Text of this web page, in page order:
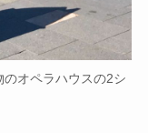
オペラハウスの2シ